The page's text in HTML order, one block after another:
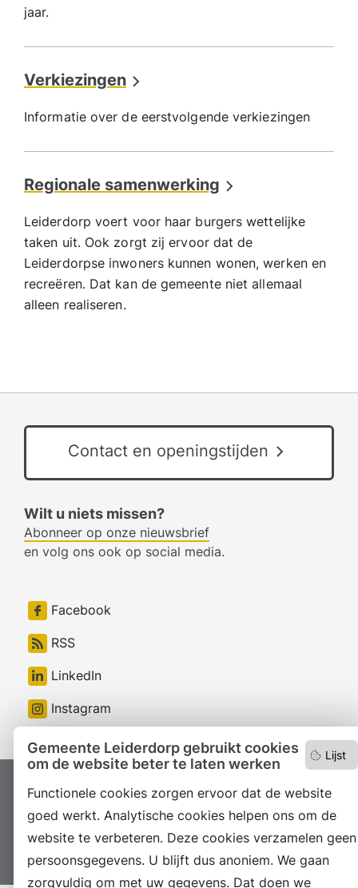
Lijst
Gemeente Leiderdorp gebruikt cookies
om de website beter te laten werken
Functionele cookies zorgen ervoor dat de website
goed werkt. Analytische cookies helpen ons om de
website te verbeteren. Deze cookies verzamelen geen
persoonsgegevens. U blijft dus anoniem. We gaan
zorgvuldig om met uw gegevens. Dat doen we
jaar.
Verkiezingen
Informatie over de eerstvolgende verkiezingen
Regionale samenwerking
Leiderdorp voert voor haar burgers wettelijke
taken uit. Ook zorgt zij ervoor dat de
Leiderdorpse inwoners kunnen wonen, werken en
recreëren. Dat kan de gemeente niet allemaal
alleen realiseren.
Contact en openingstijden
Wilt u niets missen?
Abonneer op onze nieuwsbrief
en volg ons ook op social media.
Facebook
RSS
LinkedIn
Instagram
Proclaimer Colofon
Toegankelijkheid
Sitemap
Privacyverklaring
Servicenormen
Suggesties
Archief Vacatures